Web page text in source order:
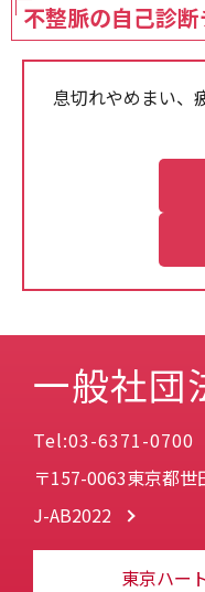
不整脈の自己診
息切れやめまい、
一般社団
Tel:03-6371-0700
〒157-0063東京都
J-AB2022
東京ハー